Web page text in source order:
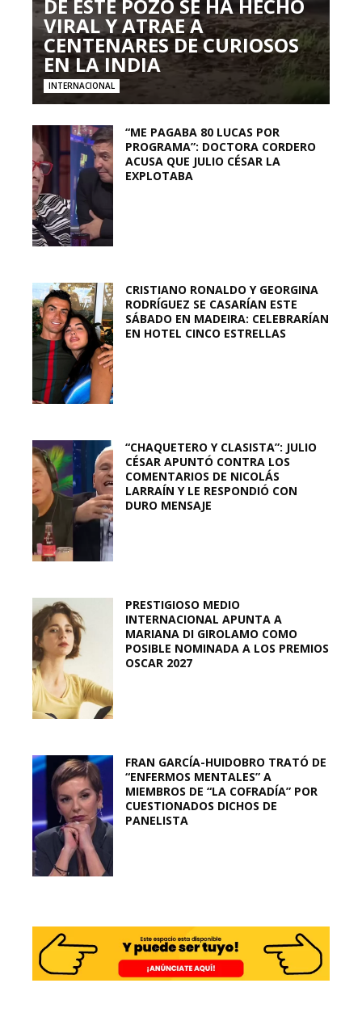
DE ESTE POZO SE HA HECHO
VIRAL Y ATRAE A
CENTENARES DE CURIOSOS
EN LA INDIA
INTERNACIONAL
“ME PAGABA 80 LUCAS POR
PROGRAMA”: DOCTORA CORDERO
ACUSA QUE JULIO CÉSAR LA
EXPLOTABA
CRISTIANO RONALDO Y GEORGINA
RODRÍGUEZ SE CASARÍAN ESTE
SÁBADO EN MADEIRA: CELEBRARÍAN
EN HOTEL CINCO ESTRELLAS
“CHAQUETERO Y CLASISTA”: JULIO
CÉSAR APUNTÓ CONTRA LOS
COMENTARIOS DE NICOLÁS
LARRAÍN Y LE RESPONDIÓ CON
DURO MENSAJE
PRESTIGIOSO MEDIO
INTERNACIONAL APUNTA A
MARIANA DI GIROLAMO COMO
POSIBLE NOMINADA A LOS PREMIOS
OSCAR 2027
FRAN GARCÍA-HUIDOBRO TRATÓ DE
“ENFERMOS MENTALES” A
MIEMBROS DE “LA COFRADÍA” POR
CUESTIONADOS DICHOS DE
PANELISTA